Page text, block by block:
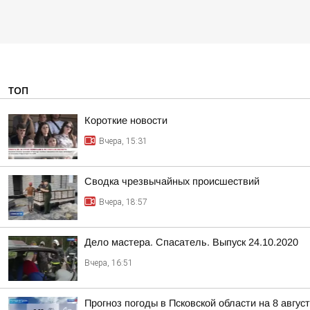
ТОП
Короткие новости
Вчера, 15:31
Сводка чрезвычайных происшествий
Вчера, 18:57
Дело мастера. Спасатель. Выпуск 24.10.2020
Вчера, 16:51
Прогноз погоды в Псковской области на 8